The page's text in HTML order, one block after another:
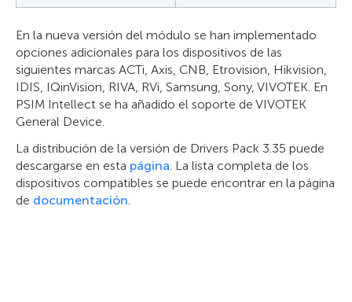
En la nueva versión del módulo se han implementado
opciones adicionales para los dispositivos de las
siguientes marcas ACTi, Axis, CNB, Etrovision, Hikvision,
IDIS, IQinVision, RIVA, RVi, Samsung, Sony, VIVOTEK. En
PSIM Intellect se ha añadido el soporte de VIVOTEK
General Device.
La distribución de la versión de Drivers Pack 3.35 puede
descargarse en esta página. La lista completa de los
dispositivos compatibles se puede encontrar en la página
de documentación.